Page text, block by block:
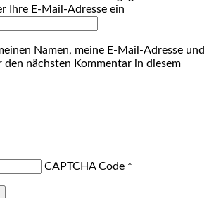
Ihre E-Mail-Adresse ein
Namen, meine E-Mail-Adresse und
den nächsten Kommentar in diesem
CAPTCHA Code *